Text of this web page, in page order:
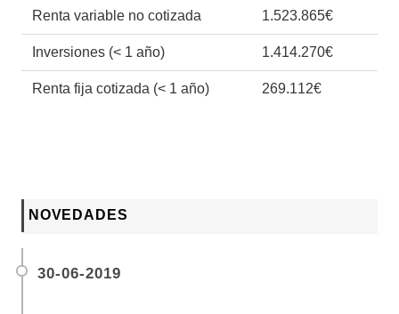
Renta variable no cotizada 1.523.865€
Inversiones (< 1 año) 1.414.270€
Renta fija cotizada (< 1 año) 269.112€
NOVEDADES
30-06-2019